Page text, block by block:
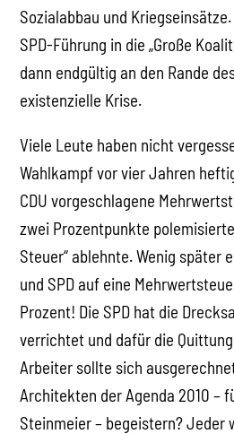
Sozialabbau und
SPD-Führung in die „Große
dann endgültig an den Rande
existenzielle Krise.
Viele Leute haben nicht
Wahlkampf vor vier Jahren
CDU vorgeschlagene
zwei Prozentpunkte
Steuer“ ablehnte. Wenig später
und SPD auf eine
Prozent! Die SPD hat die
verrichtet und dafür die
Arbeiter sollte sich
Architekten der Agenda 2010 –
Steinmeier – begeistern? Jeder